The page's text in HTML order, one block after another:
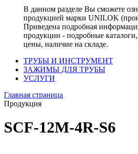
В данном разделе Вы сможете
продукцией марки UNILOK
Приведена подробная
продукции - подробные каталоги,
цены, наличие на складе.
ТРУБЫ И ИНСТРУМЕНТ
ЗАЖИМЫ ДЛЯ ТРУБЫ
УСЛУГИ
Главная страница
Продукция
SCF-12M-4R-S6